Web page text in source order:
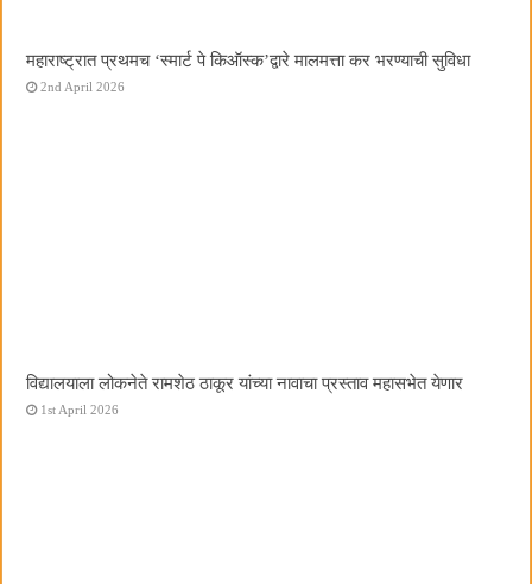
महाराष्ट्रात प्रथमच ‌‘स्मार्ट पे किऑस्क‌’द्वारे मालमत्ता कर भरण्याची सुविधा
2nd April 2026
विद्यालयाला लोकनेते रामशेठ ठाकूर यांच्या नावाचा प्रस्ताव महासभेत येणार
1st April 2026